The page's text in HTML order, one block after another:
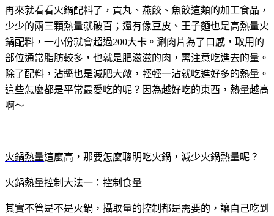
再來就看看火鍋配料了，貢丸、燕餃、魚餃這類的加工食品，
少少的兩三顆熱量就破百；還有像豆皮、王子麵也是高熱量火
鍋配料，一小份就會超過200大卡。涮肉片為了口感，取用的
部位通常脂肪較多，也就是肥滋滋的肉，需注意吃進去的量。
除了配料，沾醬也是減肥大敵，輕輕一沾就吃進好多的熱量。
這些怎麼都是平常最愛吃的呢？因為越好吃的東西，熱量越高
啊～
火鍋熱量這麼高，那要怎麼聰明吃火鍋，減少火鍋熱量呢？
火鍋熱量控制大法一：控制食量
其實不管是不是火鍋，攝取量的控制都是需要的，讓自己吃到